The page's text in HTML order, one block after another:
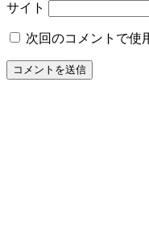
サイト
次回のコメントで使